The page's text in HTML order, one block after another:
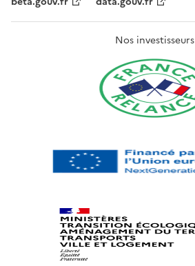
Nos investisseurs